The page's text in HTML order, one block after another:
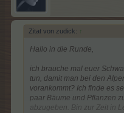
Zitat von zudick: ↑
Hallo in die Runde,
ich brauche mal euer
tun, damit man bei den
vorankommt? Ich finde es
paar Bäume und Pflanzen
abzugeben. Bin zur Zeit in